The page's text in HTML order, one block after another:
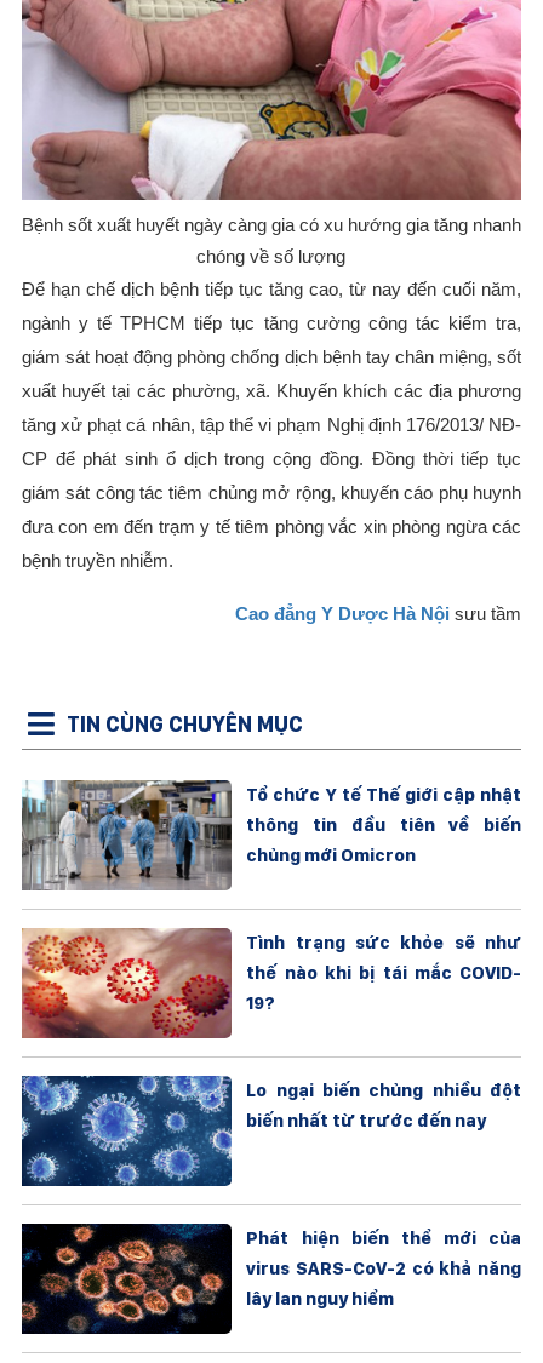
Bệnh sốt xuất huyết ngày càng gia có xu hướng gia tăng nhanh
chóng về số lượng
Để hạn chế dịch bệnh tiếp tục tăng cao, từ nay đến cuối năm,
ngành y tế TPHCM tiếp tục tăng cường công tác kiểm tra,
giám sát hoạt động phòng chống dịch bệnh tay chân miệng, sốt
xuất huyết tại các phường, xã. Khuyến khích các địa phương
tăng xử phạt cá nhân, tập thể vi phạm Nghị định 176/2013/ NĐ-
CP để phát sinh ổ dịch trong cộng đồng. Đồng thời tiếp tục
giám sát công tác tiêm chủng mở rộng, khuyến cáo phụ huynh
đưa con em đến trạm y tế tiêm phòng vắc xin phòng ngừa các
bệnh truyền nhiễm.
Cao đẳng Y Dược Hà Nộisưu tầm
TIN CÙNG CHUYÊN MỤC
Tổ chức Y tế Thế giới cập nhật
thông tin đầu tiên về biến
chủng mới Omicron
Tình trạng sức khỏe sẽ như
thế nào khi bị tái mắc COVID-
19?
Lo ngại biến chủng nhiều đột
biến nhất từ trước đến nay
Phát hiện biến thể mới của
virus SARS-CoV-2 có khả năng
lây lan nguy hiểm